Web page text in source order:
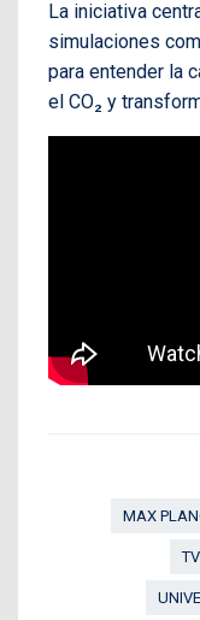
La iniciativa
simulaciones
para entender la
el CO₂ y
MAX